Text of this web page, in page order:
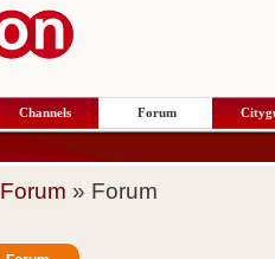
Channels Forum
Forum » Forum